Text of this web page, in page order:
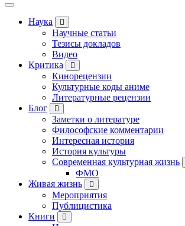
Наука
Научные статьи
Тезисы докладов
Видео
Критика
Кинорецензии
Культурные коды аниме
Литературные рецензии
Блог
Заметки о литературе
Философские комментарии
Интересная история
История культуры
Современная культурная жизнь
ФМО
Живая жизнь
Мероприятия
Публицистика
Книги